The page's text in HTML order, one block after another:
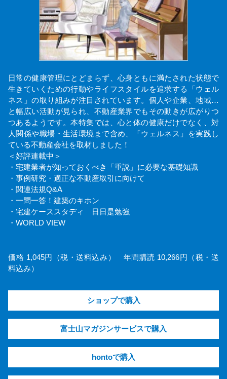
日常の健康管理にとどまらず、心身ともに満たされた状態で
生きていくための行動やライフスタイルを追求する「ウェル
ネス」の取り組みが注目されています。個人や企業、地域…
と幅広い活動が見られ、不動産業界でもその動きが広がりつ
つあるようです。本特集では、心と体の健康だけでなく、対
人関係や職場・生活環境まで含め、「ウェルネス」を実践し
ている不動産会社を取材しました！
＜好評連載中＞
・宅建業者が知っておくべき「重説」に必要な基礎知識
・事例研究・適正な不動産取引に向けて
・関連法規Q&A
・一問一答！建築のキホン
・宅建ケーススタディ 日日是勉強
・WORLD VIEW
価格 1,045円（税・送料込み） 年間購読 10,266円（税・送
料込み）
ショップで購入
富士山マガジンサービスで購入
hontoで購入